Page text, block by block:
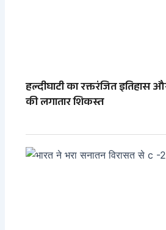
हल्दीघाटी का रक्तरंजित
की लगातार शिकस्त